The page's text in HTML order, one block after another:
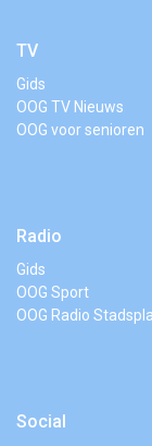
TV
Gids
OOG TV Nieuws
OOG voor senioren
Radio
Gids
OOG Sport
OOG Radio
Social